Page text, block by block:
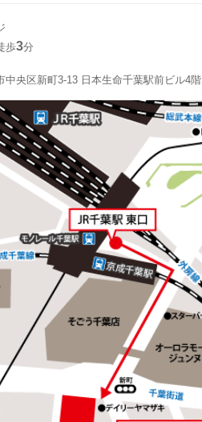
歩3分
中央区新町3-13 日本生命千葉駅前ビル4階